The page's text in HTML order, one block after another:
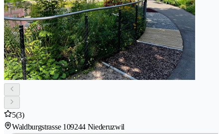
5(3)
Waldburgstrasse 109244 Niederuzwil